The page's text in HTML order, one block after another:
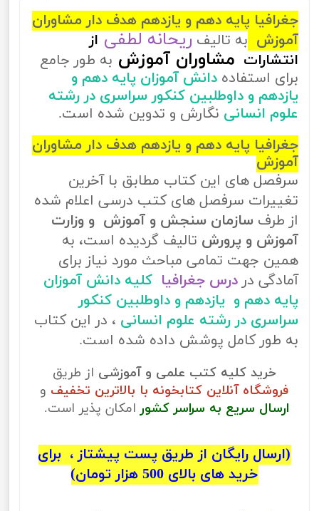
جغرافیا پایه دهم و یازدهم هدف دار مشاوران
آموزش به تالیف ریحانه لطفی از
انتشارات مشاوران آموزش به طور جامع
برای استفاده دانش آموزان پایه دهم و
یازدهم و داوطلبین کنکور سراسری در رشته
علوم انسانی نگارش و تدوین شده است.
جغرافیا پایه دهم و یازدهم هدف دار مشاوران
آموزش
سرفصل های این کتاب مطابق با آخرین
تغییرات سرفصل های کتب درسی اعلام شده
از طرف سازمان سنجش و آموزش و وزارت
آموزش و پرورش تالیف گردیده است، به
همین جهت تمامی مباحث مورد نیاز برای
آمادگی در درس جغرافیا کلیه دانش آموزان
پایه دهم و یازدهم و داوطلبین کنکور
سراسری در رشته علوم انسانی ، در این کتاب
به طور کامل پوشش داده شده است.
خرید کلیه کتب علمی و آموزشی از طریق
فروشگاه آنلاین کتابخونه با بالاترین تخفیف و
ارسال سریع به سراسر کشور امکان پذیر است.
(ارسال رایگان از طریق پست پیشتاز ، برای
خرید های بالای 500 هزار تومان)